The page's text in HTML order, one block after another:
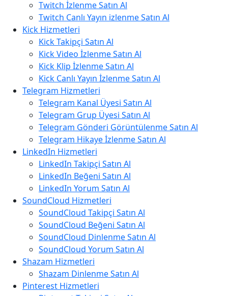
Twitch İzlenme Satın Al
Twitch Canlı Yayın izlenme Satın Al
Kick Hizmetleri
Kick Takipçi Satın Al
Kick Video İzlenme Satın Al
Kick Klip İzlenme Satın Al
Kick Canlı Yayın İzlenme Satın Al
Telegram Hizmetleri
Telegram Kanal Üyesi Satın Al
Telegram Grup Üyesi Satın Al
Telegram Gönderi Görüntülenme Satın Al
Telegram Hikaye İzlenme Satın Al
LinkedIn Hizmetleri
LinkedIn Takipçi Satın Al
LinkedIn Beğeni Satın Al
LinkedIn Yorum Satın Al
SoundCloud Hizmetleri
SoundCloud Takipçi Satın Al
SoundCloud Beğeni Satın Al
SoundCloud Dinlenme Satın Al
SoundCloud Yorum Satın Al
Shazam Hizmetleri
Shazam Dinlenme Satın Al
Pinterest Hizmetleri